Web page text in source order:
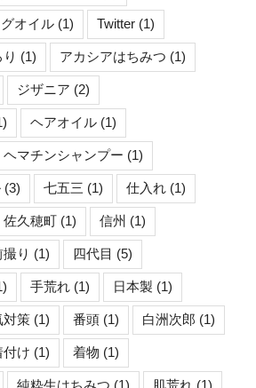
オイル (1) Twitter (1)
(1) アカシアはちみつ (1)
ジザニア (2)
ヘアオイル (1)
ヘマチンシャンプー (1)
(3) 七五三 (1) 仕入れ (1)
佐久穂町 (1) 信州 (1)
撮り (1) 四代目 (5)
手荒れ (1) 日本製 (1)
対策 (1) 番頭 (1) 白洲次郎 (1)
付け (1) 着物 (1)